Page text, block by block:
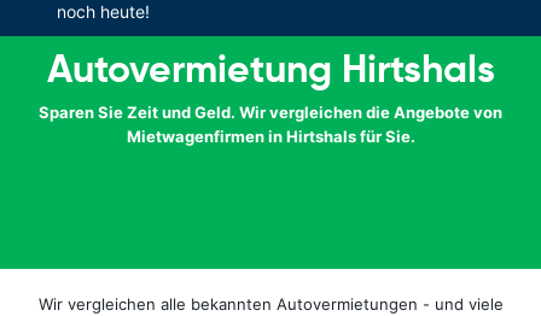
noch heute!
Autovermietung Hirtshals
Sparen Sie Zeit und Geld. Wir vergleichen die Angebote von
Mietwagenfirmen in Hirtshals für Sie.
Wir vergleichen alle bekannten Autovermietungen - und viele